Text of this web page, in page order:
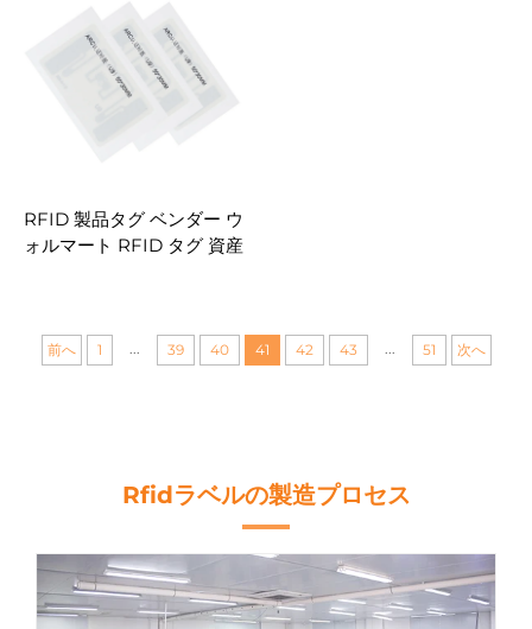
RFID 製品タグ ベンダー ウ
ォルマート RFID タグ 資産
前へ 1 39 40 41 42 43 51 次へ
Rfidラベルの製造プロセス